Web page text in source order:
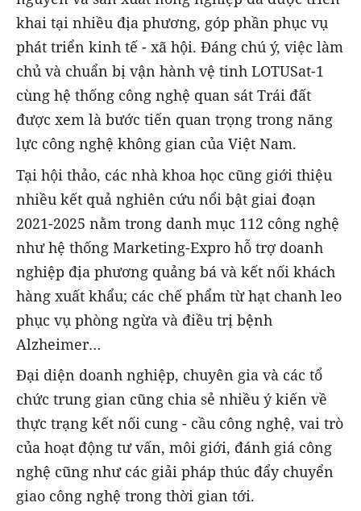
khai tại nhiều địa phương, góp phần phục vụ
phát triển kinh tế - xã hội. Đáng chú ý, việc làm
chủ và chuẩn bị vận hành vệ tinh LOTUSat-1
cùng hệ thống công nghệ quan sát Trái đất
được xem là bước tiến quan trọng trong năng
lực công nghệ không gian của Việt Nam.
Tại hội thảo, các nhà khoa học cũng giới thiệu
nhiều kết quả nghiên cứu nổi bật giai đoạn
2021-2025 nằm trong danh mục 112 công nghệ
như hệ thống Marketing-Expro hỗ trợ doanh
nghiệp địa phương quảng bá và kết nối khách
hàng xuất khẩu; các chế phẩm từ hạt chanh leo
phục vụ phòng ngừa và điều trị bệnh
Alzheimer…
Đại diện doanh nghiệp, chuyên gia và các tổ
chức trung gian cũng chia sẻ nhiều ý kiến về
thực trạng kết nối cung - cầu công nghệ, vai trò
của hoạt động tư vấn, môi giới, đánh giá công
nghệ cũng như các giải pháp thúc đẩy chuyển
giao công nghệ trong thời gian tới.